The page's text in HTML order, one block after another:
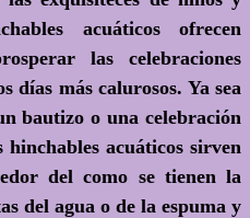
acuáticos ofrecen
las celebraciones
días más calurosos. Ya sea
bautizo o una celebración
hinchables acuáticos sirven
del como se tienen la
del agua o de la espuma y